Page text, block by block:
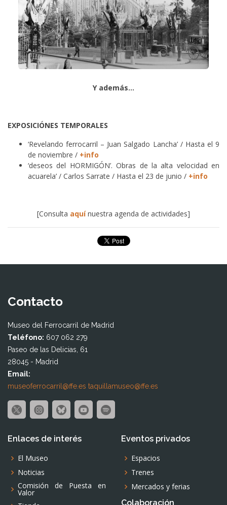
Y además…
EXPOSICIÓNES TEMPORALES
‘Revelando ferrocarril – Juan Salgado Lancha’ / Hasta el 9
de noviembre / +info
‘deseos del HORMIGÓN’. Obras de la alta velocidad en
acuarela’ / Carlos Sarrate / Hasta el 23 de junio / +info
[Consulta aquínuestra agenda de actividades]
Contacto
Museo del Ferrocarril de Madrid
Teléfono: 607 062 279
Paseo de las Delicias, 61
28045 - Madrid
Email:
museoferrocarril@ffe.es taquillamuseo@ffe.es
Enlaces de interés
El Museo
Noticias
Comisión de Puesta en
Valor
Eventos privados
Espacios
Trenes
Mercados y ferias
Colaboración